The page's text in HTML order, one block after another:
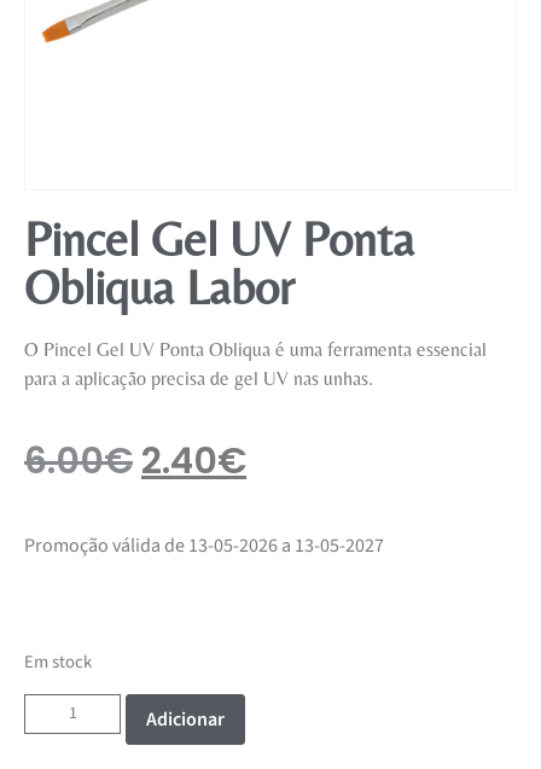
Pincel Gel UV Ponta
Obliqua Labor
O Pincel Gel UV Ponta Obliqua é uma ferramenta essencial
para a aplicação precisa de gel UV nas unhas.
6.00€2.40€
Promoção válida de 13-05-2026 a 13-05-2027
Em stock
Adicionar